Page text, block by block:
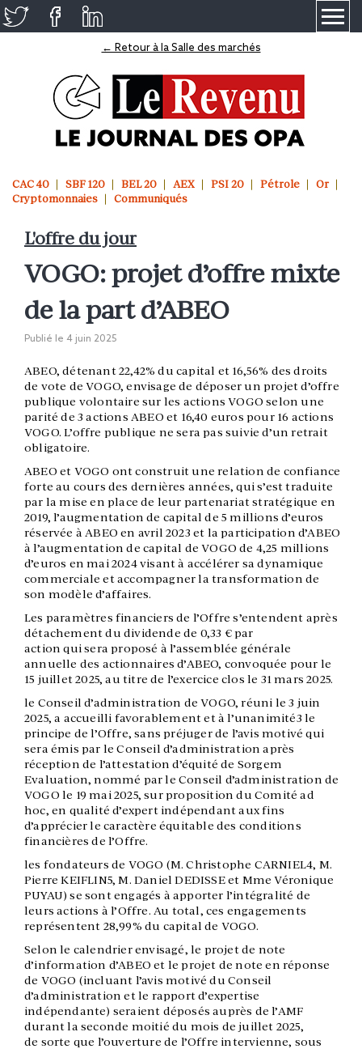
← Retour à la Salle des marchés
CAC 40 SBF 120 BEL 20 AEX PSI 20 Pétrole
Or
Cryptomonnaies
Communiqués
L'offre du jour
VOGO: projet d’offre mixte
de la part d’ABEO
Publié le 4 juin 2025
ABEO, détenant 22,42% du capital et 16,56% des droits
de vote de VOGO, envisage de déposer un projet d’offre
publique volontaire sur les actions VOGO selon une
parité de 3 actions ABEO et 16,40 euros pour 16 actions
VOGO. L’offre publique ne sera pas suivie d’un retrait
obligatoire.
ABEO et VOGO ont construit une relation de confiance
forte au cours des dernières années, qui s’est traduite
par la mise en place de leur partenariat stratégique en
2019, l’augmentation de capital de 5 millions d’euros
réservée à ABEO en avril 2023 et la participation d’ABEO
à l’augmentation de capital de VOGO de 4,25 millions
d’euros en mai 2024 visant à accélérer sa dynamique
commerciale et accompagner la transformation de
son modèle d’affaires.
Les paramètres financiers de l’Offre s’entendent après
détachement du dividende de 0,33 € par
action qui sera proposé à l’assemblée générale
annuelle des actionnaires d’ABEO, convoquée pour le
15 juillet 2025, au titre de l’exercice clos le 31 mars 2025.
le Conseil d’administration de VOGO, réuni le 3 juin
2025, a accueilli favorablement et à l’unanimité3 le
principe de l’Offre, sans préjuger de l’avis motivé qui
sera émis par le Conseil d’administration après
réception de l’attestation d’équité de Sorgem
Evaluation, nommé par le Conseil d’administration de
VOGO le 19 mai 2025, sur proposition du Comité ad
hoc, en qualité d’expert indépendant aux fins
d’apprécier le caractère équitable des conditions
financières de l’Offre.
les fondateurs de VOGO (M. Christophe CARNIEL4, M.
Pierre KEIFLIN5, M. Daniel DEDISSE et Mme Véronique
PUYAU) se sont engagés à apporter l’intégralité de
leurs actions à l’Offre. Au total, ces engagements
représentent 28,99% du capital de VOGO.
Selon le calendrier envisagé, le projet de note
d’information d’ABEO et le projet de note en réponse
de VOGO (incluant l’avis motivé du Conseil
d’administration et le rapport d’expertise
indépendante) seraient déposés auprès de l’AMF
durant la seconde moitié du mois de juillet 2025,
de sorte que l’ouverture de l’Offre intervienne, sous